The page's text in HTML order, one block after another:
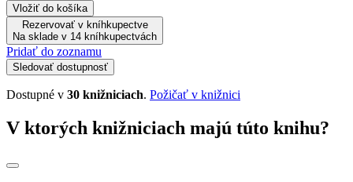
Vložiť do košíka
Rezervovať v kníhkupectve
Na sklade v 14 kníhkupectvách
Pridať do zoznamu
Sledovať dostupnosť
Dostupné v 30 knižniciach. Požičať v knižnici
V ktorých knižniciach majú túto knihu?